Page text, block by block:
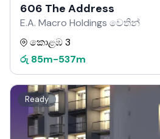
606 The Address
E.A. Macro Holdings වෙතින්
කොළඹ 3
රු 85m-537m
Ready